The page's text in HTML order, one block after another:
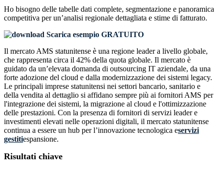
Ho bisogno delle tabelle dati complete, segmentazione e panoramica
competitiva per un’analisi regionale dettagliata e stime di fatturato.
Scarica esempio GRATUITO
Il mercato AMS statunitense è una regione leader a livello globale,
che rappresenta circa il 42% della quota globale. Il mercato è
guidato da un’elevata domanda di outsourcing IT aziendale, da una
forte adozione del cloud e dalla modernizzazione dei sistemi legacy.
Le principali imprese statunitensi nei settori bancario, sanitario e
della vendita al dettaglio si affidano sempre più ai fornitori AMS per
l'integrazione dei sistemi, la migrazione al cloud e l'ottimizzazione
delle prestazioni. Con la presenza di fornitori di servizi leader e
investimenti elevati nelle operazioni digitali, il mercato statunitense
continua a essere un hub per l’innovazione tecnologica eservizi
gestitiespansione.
Risultati chiave